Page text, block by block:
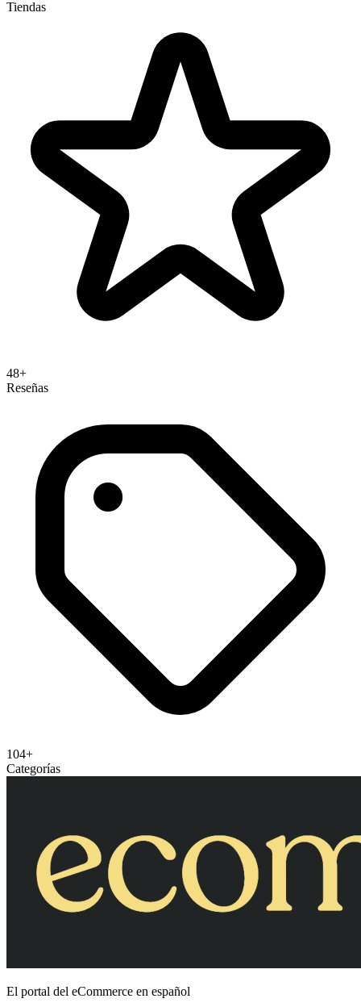
Tiendas
48+
Reseñas
104+
Categorías
El portal del eCommerce en español